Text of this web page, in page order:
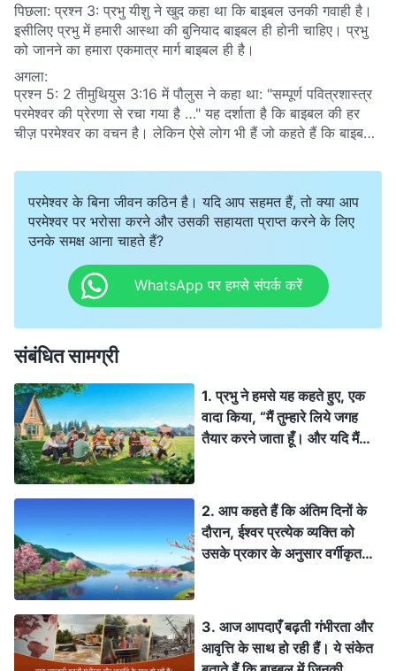
पिछला: प्रश्न 3: प्रभु यीशु ने खुद कहा था कि बाइबल उनकी गवाही है।
इसीलिए प्रभु में हमारी आस्था की बुनियाद बाइबल ही होनी चाहिए। प्रभु
को जानने का हमारा एकमात्र मार्ग बाइबल ही है।
अगला:
प्रश्न 5: 2 तीमुथियुस 3:16 में पौलुस ने कहा था: "सम्पूर्ण पवित्रशास्त्र
परमेश्‍वर की प्रेरणा से रचा गया है …" यह दर्शाता है कि बाइबल की हर
चीज़ परमेश्वर का वचन है। लेकिन ऐसे लोग भी हैं जो कहते हैं कि बाइबल
लोगों को धोखा देना नहीं है?
परमेश्वर के बिना जीवन कठिन है। यदि आप सहमत हैं, तो क्या आप
परमेश्वर पर भरोसा करने और उसकी सहायता प्राप्त करने के लिए
उनके समक्ष आना चाहते हैं?
WhatsApp पर हमसे संपर्क करें
संबंधित सामग्री
1. प्रभु ने हमसे यह कहते हुए, एक
वादा किया, “मैं तुम्हारे लिये जगह
तैयार करने जाता हूँ। और यदि मैं
जाऊँगा कि जहाँ मैं रहूँ वहाँ तुम भी
रहो” (यूहन्ना 14:2-3)। प्रभु यीशु
पुनर्जीवित हुआ और हमारे लिए एक
जगह तैयार करने के लिए स्वर्ग में
हैं कि प्रभु यीशु लौट आया है और
पृथ्वी पर ईश्वर का राज्य स्थापित कर
2. आप कहते हैं कि अंतिम दिनों के
दौरान, ईश्वर प्रत्येक व्यक्ति को
उसके प्रकार के अनुसार वर्गीकृत
लिए, पुराने युग को समाप्त करने के
लिए, न्याय का कार्य करता है, और
अंत में, मसीह का राज्य पृथ्वी पर
3. आज आपदाएँ बढ़ती गंभीरता और
आवृत्ति के साथ हो रही हैं। ये संकेत